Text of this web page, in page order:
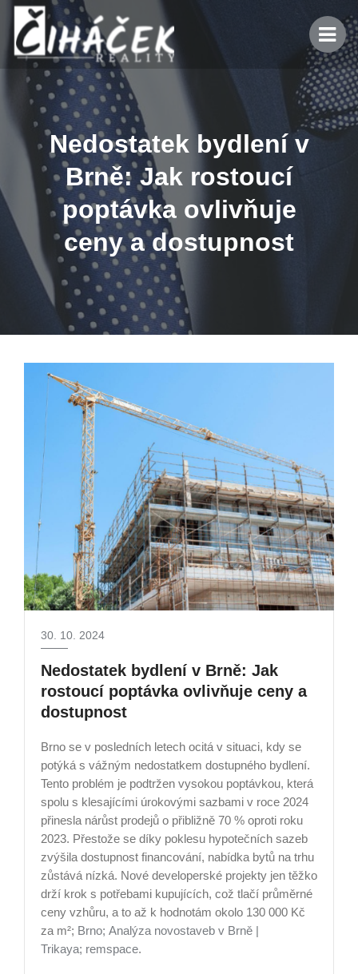
Nedostatek bydlení v
Brně: Jak rostoucí
poptávka ovlivňuje
ceny a dostupnost
30. 10. 2024
Nedostatek bydlení v Brně: Jak
rostoucí poptávka ovlivňuje ceny a
dostupnost
Brno se v posledních letech ocitá v situaci, kdy se
potýká s vážným nedostatkem dostupného bydlení.
Tento problém je podtržen vysokou poptávkou, která
spolu s klesajícími úrokovými sazbami v roce 2024
přinesla nárůst prodejů o přibližně 70 % oproti roku
2023. Přestože se díky poklesu hypotečních sazeb
zvýšila dostupnost financování, nabídka bytů na trhu
zůstává nízká. Nové developerské projekty jen těžko
drží krok s potřebami kupujících, což tlačí průměrné
ceny vzhůru, a to až k hodnotám okolo 130 000 Kč
za m²​; Brno; Analýza novostaveb v Brně |
Trikaya; remspace.